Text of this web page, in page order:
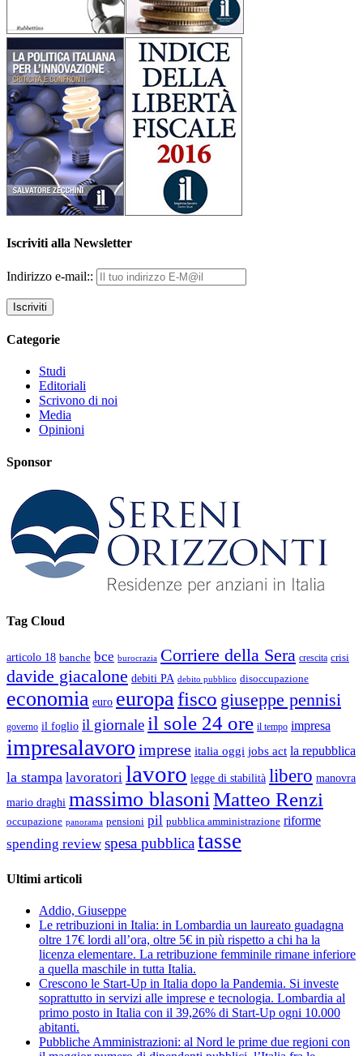
Iscriviti alla Newsletter
Indirizzo e-mail::
Categorie
Studi
Editoriali
Scrivono di noi
Media
Opinioni
Sponsor
Tag Cloud
articolo 18 banche bce burocrazia Corriere della Sera crescita crisi
davide giacalone debiti PA debito pubblico disoccupazione
economia euro europafisco giuseppe pennisi
governo il foglio il giornale il sole 24 ore il tempo impresa
impresalavoro imprese italia oggi jobs act la repubblica
la stampa lavoratori lavoro legge di stabilità libero manovra
mario draghi massimo blasoniMatteo Renzi
occupazione panorama pensioni pil pubblica amministrazione riforme
spending review spesa pubblicatasse
Ultimi articoli
Addio, Giuseppe
Le retribuzioni in Italia: in Lombardia un laureato guadagna
oltre 17€ lordi all’ora, oltre 5€ in più rispetto a chi ha la
licenza elementare. La retribuzione femminile rimane inferiore
a quella maschile in tutta Italia.
Crescono le Start-Up in Italia dopo la Pandemia. Si investe
soprattutto in servizi alle imprese e tecnologia. Lombardia al
primo posto in Italia con il 39,26% di Start-Up ogni 10.000
abitanti.
Pubbliche Amministrazioni: al Nord le prime due regioni con